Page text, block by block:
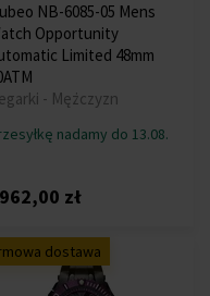
NB-6085-05 Mens
Opportunity
Limited 48mm
- Mężczyzn
nadamy do 13.08.
zł
dostawa